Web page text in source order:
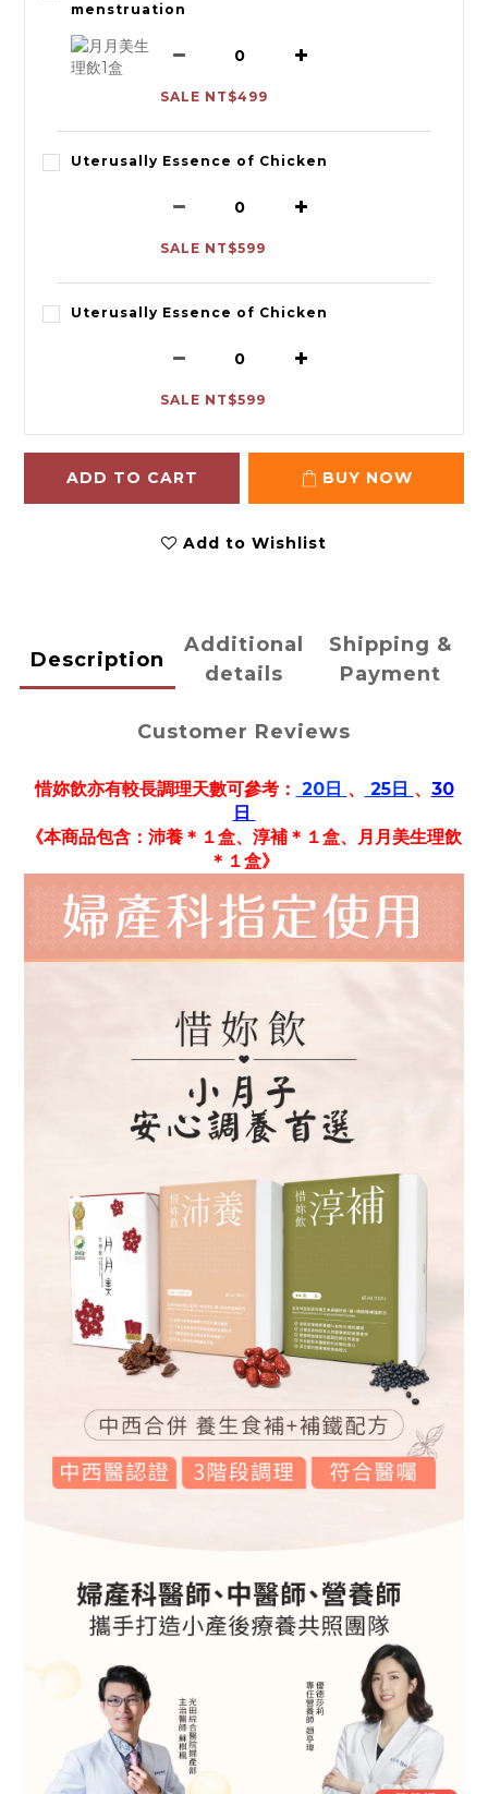
menstruation
SALE NT$499
Uterusally Essence of Chicken
SALE NT$599
Uterusally Essence of Chicken
SALE NT$599
ADD TO CART BUY NOW
Add to Wishlist
Description
Additional
details
Shipping &
Payment
Customer Reviews
惜妳飲亦有較長調理天數可參考： 20日 、 25日 、 30
日
《本商品包含：沛養＊１盒、淳補＊１盒、月月美生理飲
＊１盒》